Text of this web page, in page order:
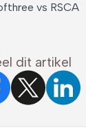
vs RSCA
dit artikel